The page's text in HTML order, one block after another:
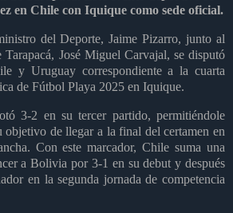
en Chile con Iquique como sede oficial.
del Deporte, Jaime Pizarro, junto al
Tarapacá, José Miguel Carvajal, se disputó
y Uruguay correspondiente a la cuarta
de Fútbol Playa 2025 en Iquique.
3-2 en su tercer partido, permitiéndole
objetivo de llegar a la final del certamen en
Con este marcador, Chile suma una
a Bolivia por 3-1 en su debut y después
en la segunda jornada de competencia